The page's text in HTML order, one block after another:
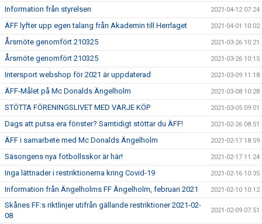
Information från styrelsen 2021-04-12 07:24
ÄFF lyfter upp egen talang från Akademin till Herrlaget 2021-04-01 10:02
Årsmöte genomfört 210325 2021-03-26 10:21
Årsmöte genomfört 210325 2021-03-26 10:15
Intersport webshop för 2021 är uppdaterad 2021-03-09 11:18
ÄFF-Målet på Mc Donalds Ängelholm 2021-03-08 10:28
STÖTTA FÖRENINGSLIVET MED VARJE KÖP 2021-03-05 09:01
Dags att putsa era fönster? Samtidigt stöttar du ÄFF! 2021-02-26 08:51
ÄFF i samarbete med Mc Donalds Ängelholm 2021-02-17 18:59
Säsongens nya fotbollsskor är här! 2021-02-17 11:24
Inga lättnader i restriktionerna kring Covid-19 2021-02-16 10:35
Information från Ängelholms FF Ängelholm, februari 2021 2021-02-10 10:12
Skånes FF:s riktlinjer utifrån gällande restriktioner 2021-02-
08
2021-02-09 07:51